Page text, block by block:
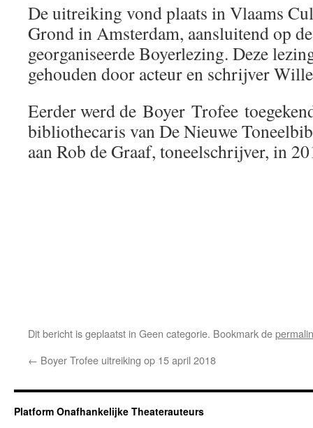
De uitreiking vond plaats in Vlaams
Grond in Amsterdam, aansluitend op
georganiseerde Boyerlezing. Deze
gehouden door acteur en schrijver
Eerder werd de Boyer Trofee
bibliothecaris van De Nieuwe
aan Rob de Graaf, toneelschrijver, in
Dit bericht is geplaatst in Geen categorie. Bookmark de
← Boyer Trofee uitreiking op 15 april 2018
Platform Onafhankelijke Theaterauteurs